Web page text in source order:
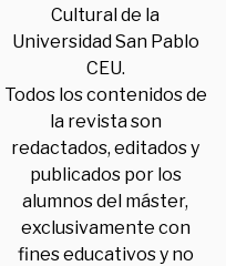
Cultural de la
Universidad San Pablo
CEU.
Todos los contenidos de
la revista son
redactados, editados y
publicados por los
alumnos del máster,
exclusivamente con
fines educativos y no